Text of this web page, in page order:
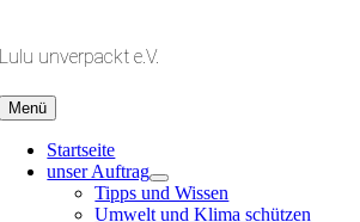
springen
Lulu unverpackt e.V.
Menü
Startseite
unser Auftrag
Tipps und Wissen
Umwelt und Klima schützen